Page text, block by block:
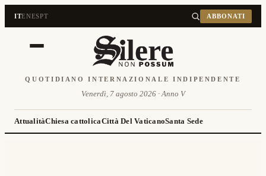
ITENESPT ABBONATI
QUOTIDIANO INTERNAZIONALE INDIPENDENTE
Venerdì, 7 agosto 2026 · Anno V
AttualitàChiesa cattolicaCittà Del VaticanoSanta Sede